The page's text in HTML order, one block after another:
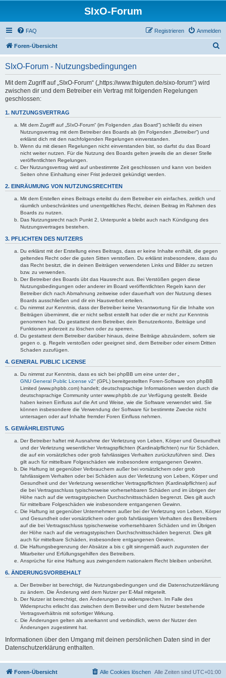
SIxO-Forum
FAQ Anmelden
Registrieren
Foren-Übersicht
SIxO-Forum - Nutzungsbedingungen
Mit dem Zugriff auf „SIxO-Forum“ („https://www.thiguten.de/sixo-forum“) wird
zwischen dir und dem Betreiber ein Vertrag mit folgenden Regelungen
geschlossen:
1. NUTZUNGSVERTRAG
Mit dem Zugriff auf „SIxO-Forum“ (im Folgenden „das Board“) schließt du einen
Nutzungsvertrag mit dem Betreiber des Boards ab (im Folgenden „Betreiber“) und
erklärst dich mit den nachfolgenden Regelungen einverstanden.
Wenn du mit diesen Regelungen nicht einverstanden bist, so darfst du das Board
nicht weiter nutzen. Für die Nutzung des Boards gelten jeweils die an dieser Stelle
veröffentlichten Regelungen.
Der Nutzungsvertrag wird auf unbestimmte Zeit geschlossen und kann von beiden
Seiten ohne Einhaltung einer Frist jederzeit gekündigt werden.
2. EINRÄUMUNG VON NUTZUNGSRECHTEN
Mit dem Erstellen eines Beitrags erteilst du dem Betreiber ein einfaches, zeitlich und
räumlich unbeschränktes und unentgeltliches Recht, deinen Beitrag im Rahmen des
Boards zu nutzen.
Das Nutzungsrecht nach Punkt 2, Unterpunkt a bleibt auch nach Kündigung des
Nutzungsvertrages bestehen.
3. PFLICHTEN DES NUTZERS
Du erklärst mit der Erstellung eines Beitrags, dass er keine Inhalte enthält, die gegen
geltendes Recht oder die guten Sitten verstoßen. Du erklärst insbesondere, dass du
das Recht besitzt, die in deinen Beiträgen verwendeten Links und Bilder zu setzen
bzw. zu verwenden.
Der Betreiber des Boards übt das Hausrecht aus. Bei Verstößen gegen diese
Nutzungsbedingungen oder anderer im Board veröffentlichten Regeln kann der
Betreiber dich nach Abmahnung zeitweise oder dauerhaft von der Nutzung dieses
Boards ausschließen und dir ein Hausverbot erteilen.
Du nimmst zur Kenntnis, dass der Betreiber keine Verantwortung für die Inhalte von
Beiträgen übernimmt, die er nicht selbst erstellt hat oder die er nicht zur Kenntnis
genommen hat. Du gestattest dem Betreiber, dein Benutzerkonto, Beiträge und
Funktionen jederzeit zu löschen oder zu sperren.
Du gestattest dem Betreiber darüber hinaus, deine Beiträge abzuändern, sofern sie
gegen o. g. Regeln verstoßen oder geeignet sind, dem Betreiber oder einem Dritten
Schaden zuzufügen.
4. GENERAL PUBLIC LICENSE
Du nimmst zur Kenntnis, dass es sich bei phpBB um eine unter der „
GNU General Public License v2“ (GPL) bereitgestellten Foren-Software von phpBB
Limited (www.phpbb.com) handelt; deutschsprachige Informationen werden durch die
deutschsprachige Community unter www.phpbb.de zur Verfügung gestellt. Beide
haben keinen Einfluss auf die Art und Weise, wie die Software verwendet wird. Sie
können insbesondere die Verwendung der Software für bestimmte Zwecke nicht
untersagen oder auf Inhalte fremder Foren Einfluss nehmen.
5. GEWÄHRLEISTUNG
Der Betreiber haftet mit Ausnahme der Verletzung von Leben, Körper und Gesundheit
und der Verletzung wesentlicher Vertragspflichten (Kardinalpflichten) nur für Schäden,
die auf ein vorsätzliches oder grob fahrlässiges Verhalten zurückzuführen sind. Dies
gilt auch für mittelbare Folgeschäden wie insbesondere entgangenen Gewinn.
Die Haftung ist gegenüber Verbrauchern außer bei vorsätzlichem oder grob
fahrlässigem Verhalten oder bei Schäden aus der Verletzung von Leben, Körper und
Gesundheit und der Verletzung wesentlicher Vertragspflichten (Kardinalpflichten) auf
die bei Vertragsschluss typischerweise vorhersehbaren Schäden und im übrigen der
Höhe nach auf die vertragstypischen Durchschnittsschäden begrenzt. Dies gilt auch
für mittelbare Folgeschäden wie insbesondere entgangenen Gewinn.
Die Haftung ist gegenüber Unternehmern außer bei der Verletzung von Leben, Körper
und Gesundheit oder vorsätzlichem oder grob fahrlässigem Verhalten des Betreibers
auf die bei Vertragsschluss typischerweise vorhersehbaren Schäden und im Übrigen
der Höhe nach auf die vertragstypischen Durchschnittsschäden begrenzt. Dies gilt
auch für mittelbare Schäden, insbesondere entgangenen Gewinn.
Die Haftungsbegrenzung der Absätze a bis c gilt sinngemäß auch zugunsten der
Mitarbeiter und Erfüllungsgehilfen des Betreibers.
Ansprüche für eine Haftung aus zwingendem nationalem Recht bleiben unberührt.
6. ÄNDERUNGSVORBEHALT
Der Betreiber ist berechtigt, die Nutzungsbedingungen und die Datenschutzerklärung
zu ändern. Die Änderung wird dem Nutzer per E-Mail mitgeteilt.
Der Nutzer ist berechtigt, den Änderungen zu widersprechen. Im Falle des
Widerspruchs erlischt das zwischen dem Betreiber und dem Nutzer bestehende
Vertragsverhältnis mit sofortiger Wirkung.
Die Änderungen gelten als anerkannt und verbindlich, wenn der Nutzer den
Änderungen zugestimmt hat.
Informationen über den Umgang mit deinen persönlichen Daten sind in der
Datenschutzerklärung enthalten.
Foren-Übersicht Alle Zeiten sind UTC+01:00
Alle Cookies löschen